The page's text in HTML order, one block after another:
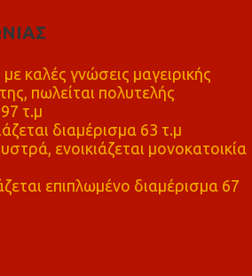
καλές γνώσεις μαγειρικής
πωλείται πολυτελής
τ.μ
διαμέρισμα 63 τ.μ
ενοικιάζεται μονοκατοικία
επιπλωμένο διαμέρισμα 67